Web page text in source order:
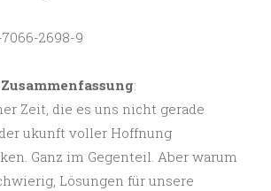
2698-9
:
Zeit, die es uns nicht gerade
ukunft voller Hoffnung
Ganz im Gegenteil. Aber warum
Lösungen für unsere